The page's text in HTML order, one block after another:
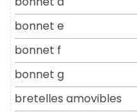
bonnet e
bonnet f
bonnet g
bretelles amovibles